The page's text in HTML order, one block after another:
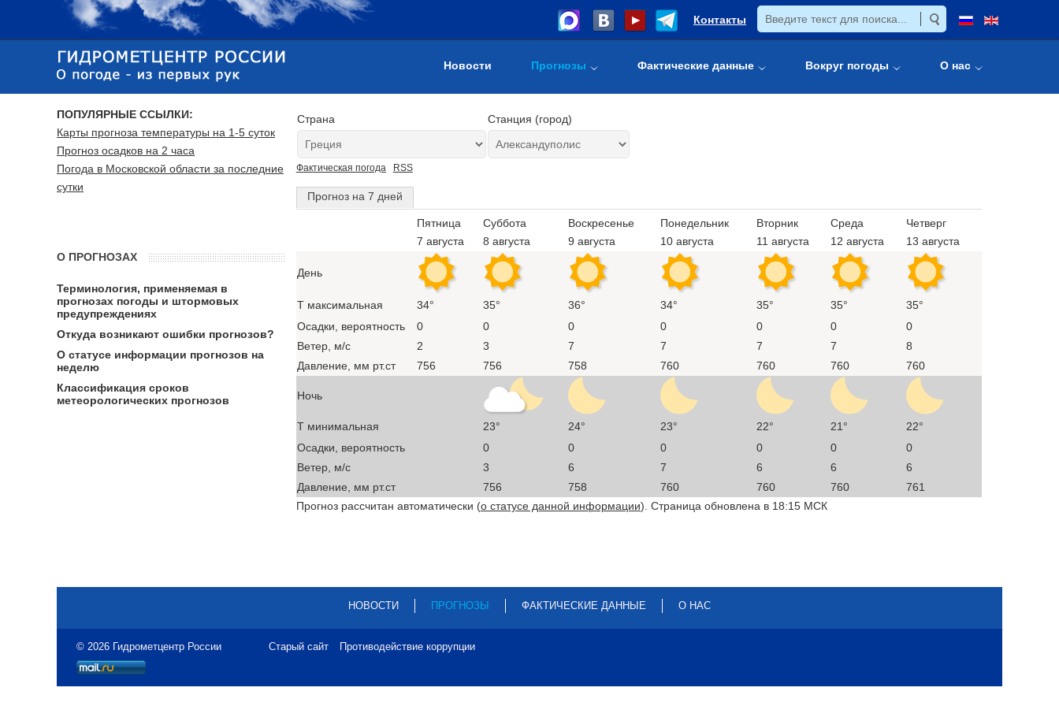
Контакты
Новости Прогнозы Фактические данные Вокруг погоды О нас
Страна Станция (город)
Фактическая погода RSS
Прогноз на 7 дней
Пятница
7 августа
Суббота
8 августа
Воскресенье
9 августа
Понедельник
10 августа
Вторник
11 августа
Среда
12 августа
Четверг
13 августа
День
T максимальная 34° 35° 36° 34° 35° 35°
35°
Осадки, вероятность
0 0 0 0 0 0
0
Ветер, м/с
2 3 7 7 7 7
8
Давление, мм рт.ст
756 756 758 760 760 760 760
Ночь
T минимальная 23° 24° 23° 22° 21°
22°
Осадки, вероятность
0 0 0 0 0
0
Ветер, м/с
3 6 7 6 6
6
Давление, мм рт.ст
756 758 760 760 760
761
Прогноз рассчитан автоматически (о статусе данной информации). Страница обновлена в 18:15 МСК
ПОПУЛЯРНЫЕ ССЫЛКИ:
Карты прогноза температуры на 1-5 суток
Прогноз осадков на 2 часа
Погода в Московской области за последние
сутки
О ПРОГНОЗАХ
Терминология, применяемая в
прогнозах погоды и штормовых
предупреждениях
Откуда возникают ошибки прогнозов?
О статусе информации прогнозов на
неделю
Классификация сроков
метеорологических прогнозов
НОВОСТИ ПРОГНОЗЫ ФАКТИЧЕСКИЕ ДАННЫЕ О НАС
© 2026 Гидрометцентр России Старый сайт Противодействие коррупции